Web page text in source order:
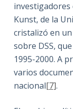
investigadores
Kunst, de la
cristalizó en
sobre DSS,
1995-2000. A
varios
nacional[7].